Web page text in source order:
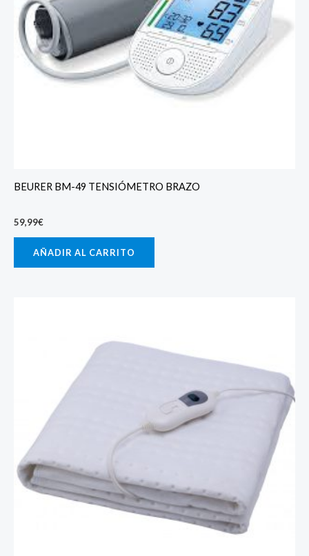
BEURER BM-49 TENSIÓMETRO BRAZO
59,99€
AÑADIR AL CARRITO